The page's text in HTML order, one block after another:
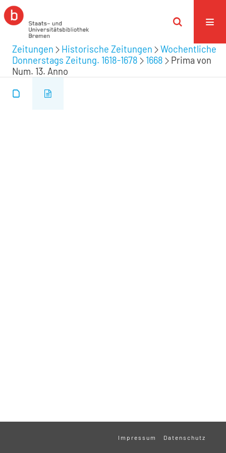
Zeitungen Historische Zeitungen
Wochentliche
Donnerstags Zeitung. 1618-1678
1668
Prima von
Num. 13. Anno
Impressum Datenschutz